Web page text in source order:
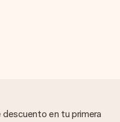
descuento en tu primera